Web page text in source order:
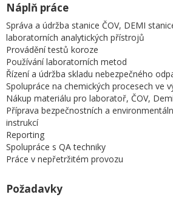
Náplň práce
Správa a údržba stanice ČOV, DEMI
laboratorních analytických přístrojů
Provádění testů koroze
Používání laboratorních metod
Řízení a údržba skladu nebezpečného
Spolupráce na chemických procesech ve
Nákup materiálu pro laboratoř, ČOV,
Příprava bezpečnostních a
instrukcí
Reporting
Spolupráce s QA techniky
Práce v nepřetržitém provozu
Požadavky